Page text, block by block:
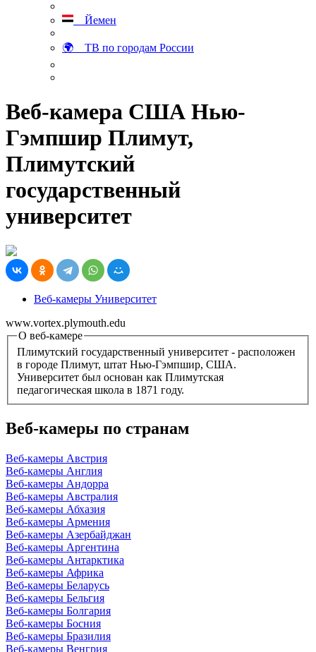
Йемен
🌍 ТВ по городам России
Веб-камера США Нью-
Гэмпшир Плимут,
Плимутский
государственный
университет
Веб-камеры Университет
www.vortex.plymouth.edu
О веб-камере
Плимутский государственный университет - расположен
в городе Плимут, штат Нью-Гэмпшир, США.
Университет был основан как Плимутская
педагогическая школа в 1871 году.
Веб-камеры по странам
Веб-камеры Австрия
Веб-камеры Англия
Веб-камеры Андорра
Веб-камеры Австралия
Веб-камеры Абхазия
Веб-камеры Армения
Веб-камеры Азербайджан
Веб-камеры Аргентина
Веб-камеры Антарктика
Веб-камеры Африка
Веб-камеры Беларусь
Веб-камеры Бельгия
Веб-камеры Болгария
Веб-камеры Босния
Веб-камеры Бразилия
Веб-камеры Венгрия